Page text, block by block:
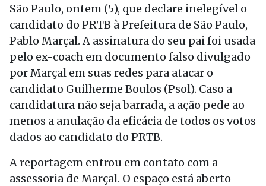
São Paulo, ontem (5), que declare inelegível o
candidato do PRTB à Prefeitura de São Paulo,
Pablo Marçal. A assinatura do seu pai foi usada
pelo ex-coach em documento falso divulgado
por Marçal em suas redes para atacar o
candidato Guilherme Boulos (Psol). Caso a
candidatura não seja barrada, a ação pede ao
menos a anulação da eficácia de todos os votos
dados ao candidato do PRTB.
A reportagem entrou em contato com a
assessoria de Marçal. O espaço está aberto